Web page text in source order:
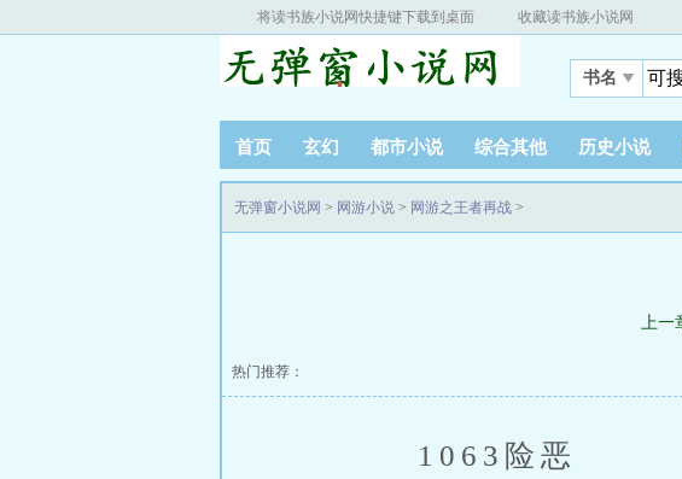
将读书族小说网快捷键下载到桌面 收藏读书族小说网
书名
首页 玄幻 都市小说 综合其他 历史小说
无弹窗小说网 > 网游小说 > 网游之王者再战 >
上一
热门推荐：
1063险恶